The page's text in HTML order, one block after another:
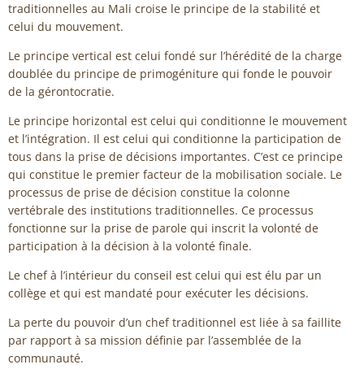
traditionnelles au Mali croise le principe de la stabilité et
celui du mouvement.
Le principe vertical est celui fondé sur l’hérédité de la charge
doublée du principe de primogéniture qui fonde le pouvoir
de la gérontocratie.
Le principe horizontal est celui qui conditionne le mouvement
et l’intégration. Il est celui qui conditionne la participation de
tous dans la prise de décisions importantes. C’est ce principe
qui constitue le premier facteur de la mobilisation sociale. Le
processus de prise de décision constitue la colonne
vertébrale des institutions traditionnelles. Ce processus
fonctionne sur la prise de parole qui inscrit la volonté de
participation à la décision à la volonté finale.
Le chef à l’intérieur du conseil est celui qui est élu par un
collège et qui est mandaté pour exécuter les décisions.
La perte du pouvoir d’un chef traditionnel est liée à sa faillite
par rapport à sa mission définie par l’assemblée de la
communauté.